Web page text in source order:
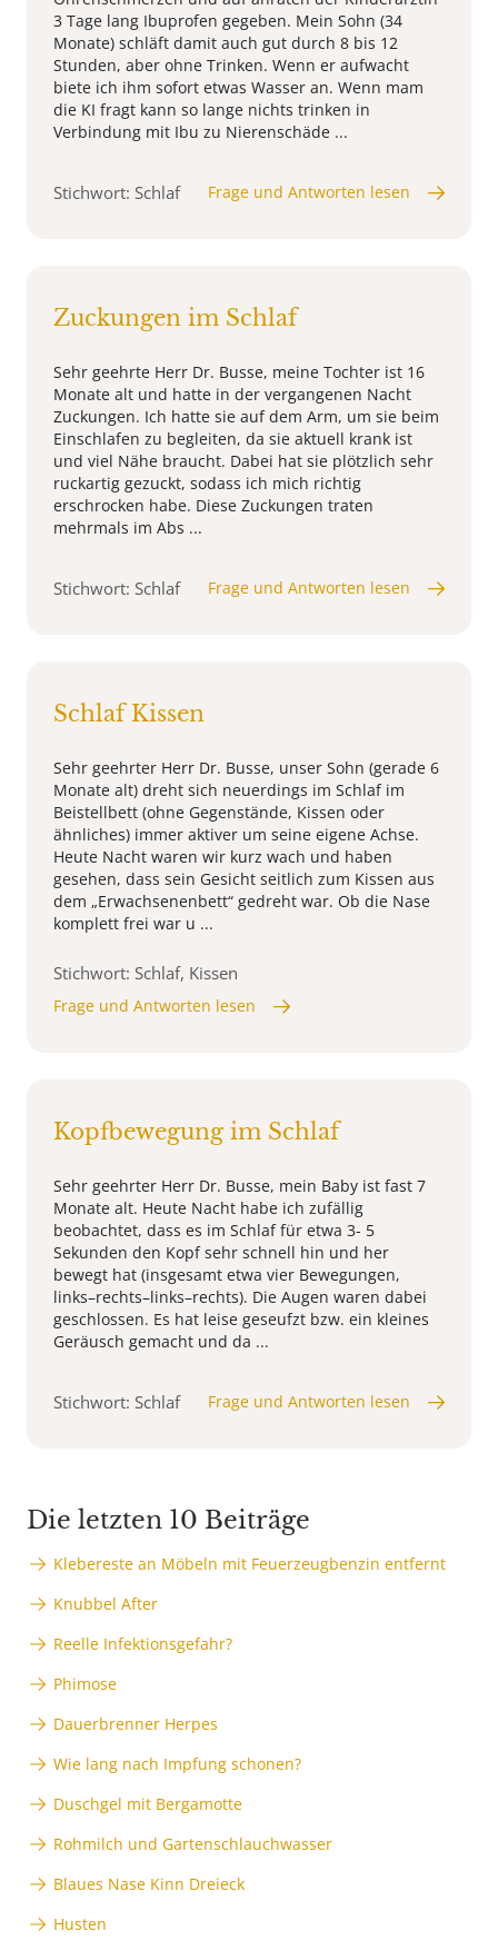
3 Tage lang Ibuprofen gegeben. Mein Sohn (34
Monate) schläft damit auch gut durch 8 bis 12
Stunden, aber ohne Trinken. Wenn er aufwacht
biete ich ihm sofort etwas Wasser an. Wenn mam
die KI fragt kann so lange nichts trinken in
Verbindung mit Ibu zu Nierenschäde ...
Stichwort: Schlaf Frage und Antworten lesen
Zuckungen im Schlaf
Sehr geehrte Herr Dr. Busse, meine Tochter ist 16
Monate alt und hatte in der vergangenen Nacht
Zuckungen. Ich hatte sie auf dem Arm, um sie beim
Einschlafen zu begleiten, da sie aktuell krank ist
und viel Nähe braucht. Dabei hat sie plötzlich sehr
ruckartig gezuckt, sodass ich mich richtig
erschrocken habe. Diese Zuckungen traten
mehrmals im Abs ...
Stichwort: Schlaf Frage und Antworten lesen
Schlaf Kissen
Sehr geehrter Herr Dr. Busse, unser Sohn (gerade 6
Monate alt) dreht sich neuerdings im Schlaf im
Beistellbett (ohne Gegenstände, Kissen oder
ähnliches) immer aktiver um seine eigene Achse.
Heute Nacht waren wir kurz wach und haben
gesehen, dass sein Gesicht seitlich zum Kissen aus
dem „Erwachsenenbett“ gedreht war. Ob die Nase
komplett frei war u ...
Stichwort: Schlaf, Kissen
Frage und Antworten lesen
Kopfbewegung im Schlaf
Sehr geehrter Herr Dr. Busse, mein Baby ist fast 7
Monate alt. Heute Nacht habe ich zufällig
beobachtet, dass es im Schlaf für etwa 3- 5
Sekunden den Kopf sehr schnell hin und her
bewegt hat (insgesamt etwa vier Bewegungen,
links–rechts–links–rechts). Die Augen waren dabei
geschlossen. Es hat leise geseufzt bzw. ein kleines
Geräusch gemacht und da ...
Stichwort: Schlaf Frage und Antworten lesen
Die letzten 10 Beiträge
Klebereste an Möbeln mit Feuerzeugbenzin entfernt
Knubbel After
Reelle Infektionsgefahr?
Phimose
Dauerbrenner Herpes
Wie lang nach Impfung schonen?
Duschgel mit Bergamotte
Rohmilch und Gartenschlauchwasser
Blaues Nase Kinn Dreieck
Husten